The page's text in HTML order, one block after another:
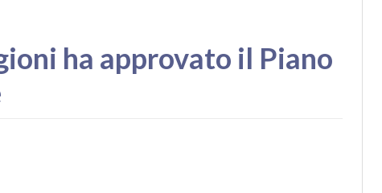
ha approvato il Piano